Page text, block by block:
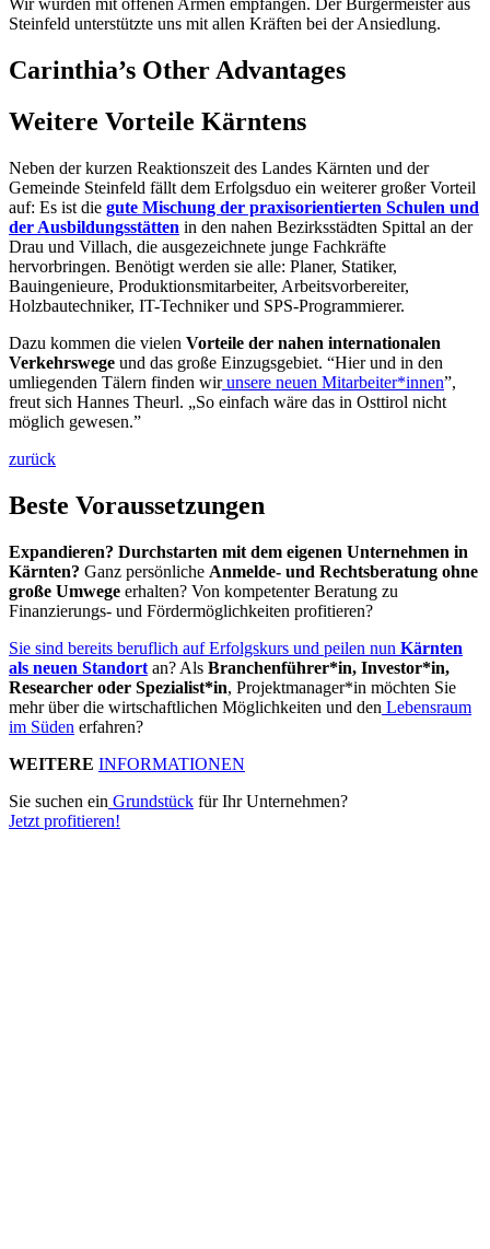
Wir wurden mit offenen Armen empfangen. Der Bürgermeister aus
Steinfeld unterstützte uns mit allen Kräften bei der Ansiedlung.
Carinthia’s Other Advantages
Weitere Vorteile Kärntens
Neben der kurzen Reaktionszeit des Landes Kärnten und der
Gemeinde Steinfeld fällt dem Erfolgsduo ein weiterer großer Vorteil
auf: Es ist die gute Mischung der praxisorientierten Schulen und
der Ausbildungsstätten in den nahen Bezirksstädten Spittal an der
Drau und Villach, die ausgezeichnete junge Fachkräfte
hervorbringen. Benötigt werden sie alle: Planer, Statiker,
Bauingenieure, Produktionsmitarbeiter, Arbeitsvorbereiter,
Holzbautechniker, IT-Techniker und SPS-Programmierer.
Dazu kommen die vielen Vorteile der nahen internationalen
Verkehrswege und das große Einzugsgebiet. “Hier und in den
umliegenden Tälern finden wirunsere neuen Mitarbeiter*innen”,
freut sich Hannes Theurl. „So einfach wäre das in Osttirol nicht
möglich gewesen.”
zurück
Beste Voraussetzungen
Expandieren? Durchstarten mit dem eigenen Unternehmen in
Kärnten? Ganz persönliche Anmelde- und Rechtsberatung ohne
große Umwege erhalten? Von kompetenter Beratung zu
Finanzierungs- und Fördermöglichkeiten profitieren?
Sie sind bereits beruflich auf Erfolgskurs und peilen nun Kärnten
als neuen Standort an? Als Branchenführer*in, Investor*in,
Researcher oder Spezialist*in, Projektmanager*in möchten Sie
mehr über die wirtschaftlichen Möglichkeiten und den Lebensraum
im Süden erfahren?
WEITERE INFORMATIONEN
Sie suchen ein Grundstück für Ihr Unternehmen?
Jetzt profitieren!